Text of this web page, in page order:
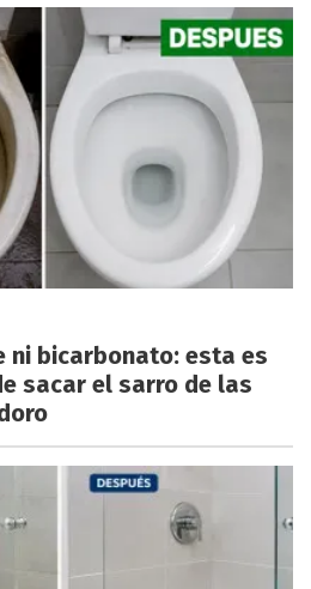
ni bicarbonato: esta es
sacar el sarro de las